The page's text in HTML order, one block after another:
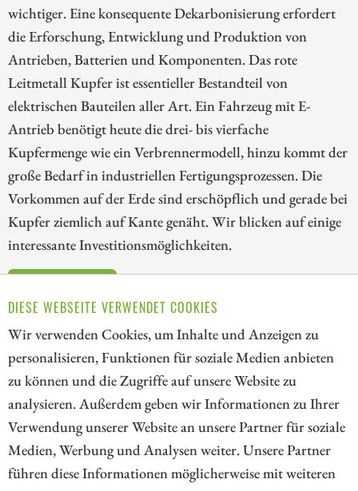
DIESE WEBSEITE VERWENDET COOKIES
Wir verwenden Cookies, um Inhalte und Anzeigen zu
personalisieren, Funktionen für soziale Medien anbieten
zu können und die Zugriffe auf unsere Website zu
analysieren. Außerdem geben wir Informationen zu Ihrer
Verwendung unserer Website an unsere Partner für soziale
Medien, Werbung und Analysen weiter. Unsere Partner
führen diese Informationen möglicherweise mit weiteren
wichtiger. Eine konsequente Dekarbonisierung erfordert
die Erforschung, Entwicklung und Produktion von
Antrieben, Batterien und Komponenten. Das rote
Leitmetall Kupfer ist essentieller Bestandteil von
elektrischen Bauteilen aller Art. Ein Fahrzeug mit E-
Antrieb benötigt heute die drei- bis vierfache
Kupfermenge wie ein Verbrennermodell, hinzu kommt der
große Bedarf in industriellen Fertigungsprozessen. Die
Vorkommen auf der Erde sind erschöpflich und gerade bei
Kupfer ziemlich auf Kante genäht. Wir blicken auf einige
interessante Investitionsmöglichkeiten.
21 38 39 40 41 42 43
// kapitalerhoehungen.de - © 2026 - Die Informationsplattform für
Investoren und Unternehmen rund um Kapitalerhöhung, Kapitalmarkt